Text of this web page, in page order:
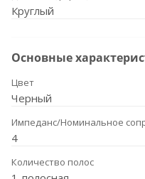
Круглый
Основные
Цвет
Черный
Импеданс/Номинальное
4
Количество полос